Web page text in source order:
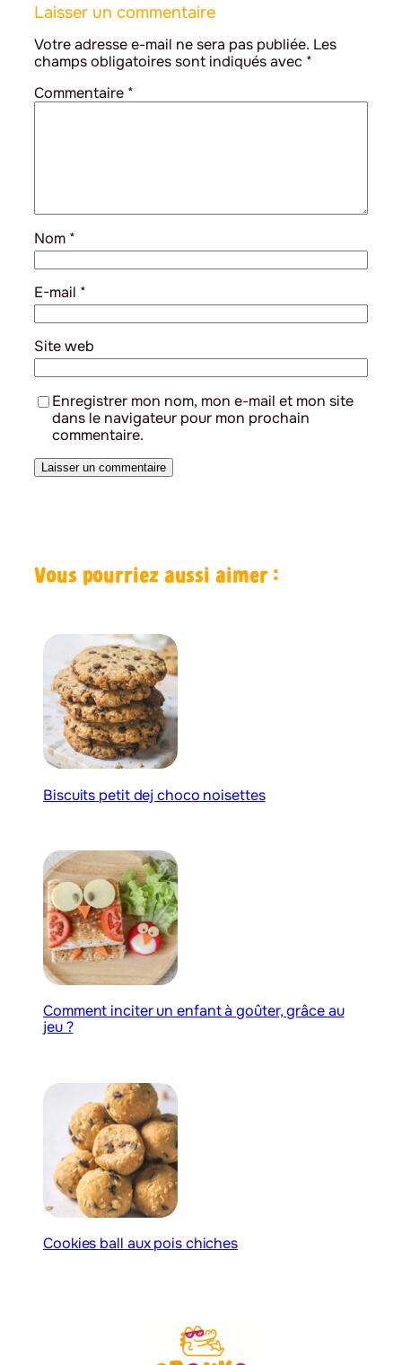
Laisser un commentaire
Votre adresse e-mail ne sera pas publiée. Les
champs obligatoires sont indiqués avec *
Commentaire *
Nom *
E-mail *
Site web
Enregistrer mon nom, mon e-mail et mon site
dans le navigateur pour mon prochain
commentaire.
Vous pourriez aussi aimer :
Biscuits petit dej choco noisettes
Comment inciter un enfant à goûter, grâce au
jeu ?
Cookies ball aux pois chiches